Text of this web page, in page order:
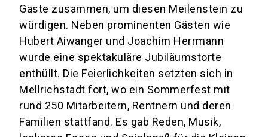
Gäste zusammen, um diesen Meilenstein zu
würdigen. Neben prominenten Gästen wie
Hubert Aiwanger und Joachim Herrmann
wurde eine spektakuläre Jubiläumstorte
enthüllt. Die Feierlichkeiten setzten sich in
Mellrichstadt fort, wo ein Sommerfest mit
rund 250 Mitarbeitern, Rentnern und deren
Familien stattfand. Es gab Reden, Musik,